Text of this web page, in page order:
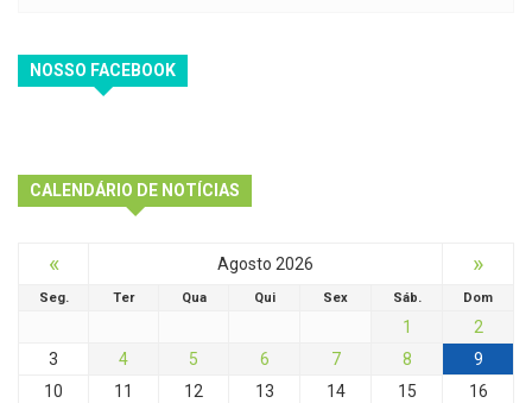
NOSSO FACEBOOK
CALENDÁRIO DE NOTÍCIAS
« Agosto 2026 »
Seg. Ter Qua Qui Sex Sáb. Dom
1
2
3
4 5 6 7 8
9
10
11 12 13 14 15
16